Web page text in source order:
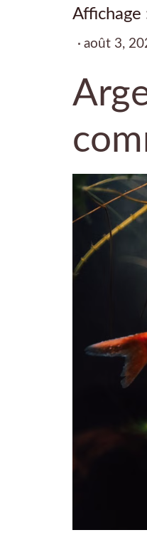
Affichage
août 3,